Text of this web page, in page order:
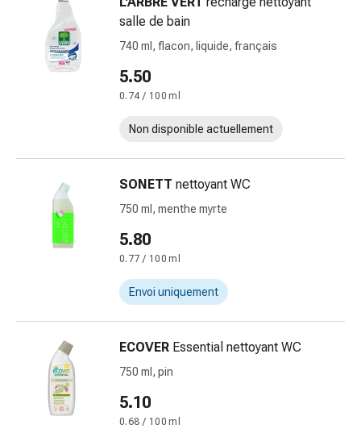
la
peau
Eczéma
démangeaisons
ongles
pieds
Traitement
cicatrices
Peau
sèche
Transpiration
pathologique
Peau
salle de bain
740 ml, flacon, liquide, français
5.50
0.74 / 100 ml
Non disponible actuellement
SONETT nettoyant WC
750 ml, menthe myrte
5.80
0.77 / 100 ml
Envoi uniquement
ECOVER Essential nettoyant WC
750 ml, pin
5.10
0.68 / 100 ml